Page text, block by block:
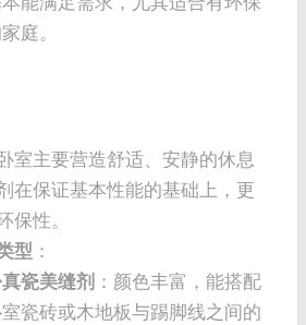
庭。
室主要营造舒适、安静的休息
在保证基本性能的基础上，更
保性。
型 ：
瓷美缝剂 ：颜色丰富，能搭配
瓷砖或木地板与踢脚线之间的